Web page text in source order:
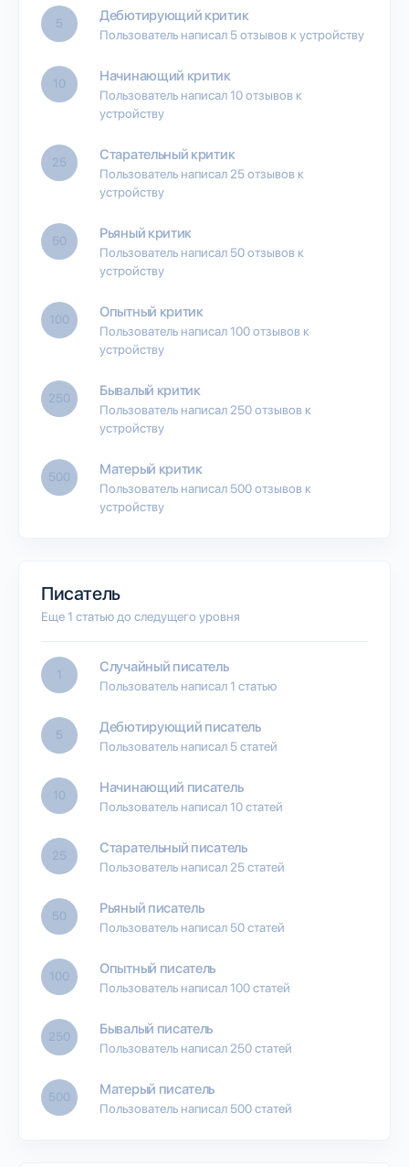
5 Дебютирующий критик
Пользователь написал 5 отзывов к устройству
10 Начинающий критик
Пользователь написал 10 отзывов к
устройству
25 Старательный критик
Пользователь написал 25 отзывов к
устройству
50 Рьяный критик
Пользователь написал 50 отзывов к
устройству
100 Опытный критик
Пользователь написал 100 отзывов к
устройству
250 Бывалый критик
Пользователь написал 250 отзывов к
устройству
500 Матерый критик
Пользователь написал 500 отзывов к
устройству
Писатель
Еще 1 статью до следущего уровня
1 Случайный писатель
Пользователь написал 1 статью
5 Дебютирующий писатель
Пользователь написал 5 статей
10 Начинающий писатель
Пользователь написал 10 статей
25 Старательный писатель
Пользователь написал 25 статей
50 Рьяный писатель
Пользователь написал 50 статей
100 Опытный писатель
Пользователь написал 100 статей
250 Бывалый писатель
Пользователь написал 250 статей
500 Матерый писатель
Пользователь написал 500 статей